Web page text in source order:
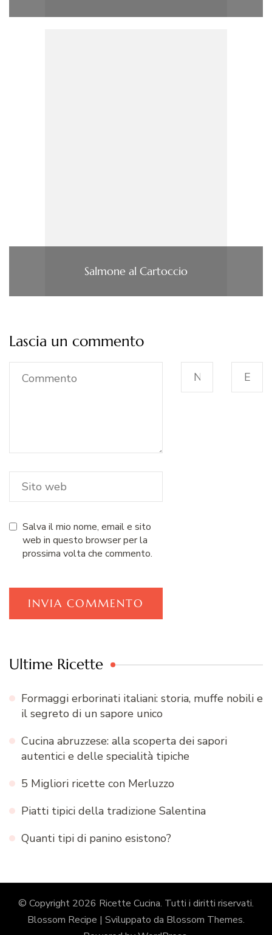
Salmone al Cartoccio
Lascia un commento
Salva il mio nome, email e sito
web in questo browser per la
prossima volta che commento.
Ultime Ricette
Formaggi erborinati italiani: storia, muffe nobili e
il segreto di un sapore unico
Cucina abruzzese: alla scoperta dei sapori
autentici e delle specialità tipiche
5 Migliori ricette con Merluzzo
Piatti tipici della tradizione Salentina
Quanti tipi di panino esistono?
© Copyright 2026 Ricette Cucina. Tutti i diritti riservati.
Blossom Recipe | Sviluppato da Blossom Themes.